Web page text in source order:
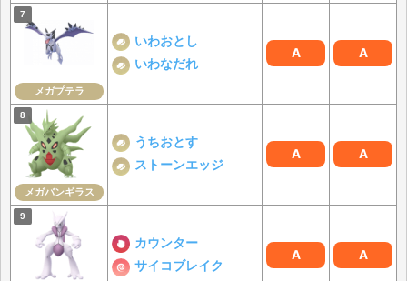
メガプテラ
いわおとし
いわなだれ
A A
メガバンギラス
うちおとす
ストーンエッジ
A A
カウンター
サイコブレイク
A A